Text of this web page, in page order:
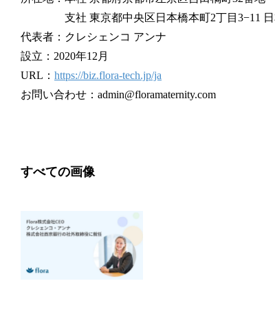
支社 東京都中央区日本橋本町2丁目3−11 日
代表者：クレシェンコ アンナ
設立：2020年12月
URL： https://biz.flora-tech.jp/ja
お問い合わせ：admin@floramaternity.com
すべての画像